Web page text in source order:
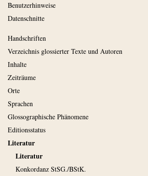
Benutzerhinweise
Datenschnitte
Handschriften
Verzeichnis glossierter Texte und Autoren
Inhalte
Zeiträume
Orte
Sprachen
Glossographische Phänomene
Editionsstatus
Literatur
Literatur
Konkordanz StSG./BStK.